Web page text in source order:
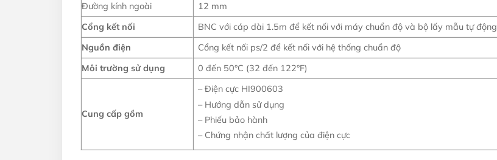
Đường kính ngoài
12 mm
Cổng kết nối
BNC với cáp dài 1.5m để kết nối với máy chuẩn độ và bộ lấy mẫu tự động
Nguồn điện
Cổng kết nối ps/2 để kết nối với hệ thống chuẩn độ
Môi trường sử dụng
0 đến 50°C (32 đến 122°F)
Cung cấp gồm
– Điện cực HI900603
– Hướng dẫn sử dụng
– Phiếu bảo hành
– Chứng nhận chất lượng của điện cực